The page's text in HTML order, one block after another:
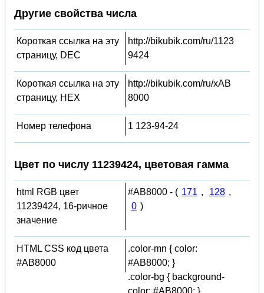
Другие свойства числа
Короткая ссылка на эту
страницу, DEC
http://bikubik.com/ru/1123
9424
Короткая ссылка на эту
страницу, HEX
http://bikubik.com/ru/xAB
8000
Номер телефона 1 123-94-24
Цвет по числу 11239424, цветовая гамма
html RGB цвет
11239424, 16-ричное
значение
#AB8000 - ( 171 , 128 ,
0 )
HTML CSS код цвета
#AB8000
.color-mn { color:
#AB8000; }
.color-bg { background-
color: #AB8000; }